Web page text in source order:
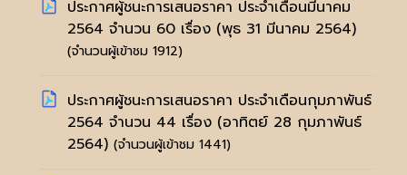
ประกาศผู้ชนะการเสนอราคา ประจำเดือนมีนาคม
2564 จำนวน 60 เรื่อง (พุธ 31 มีนาคม 2564)
(จำนวนผู้เข้าชม 1912)
ประกาศผู้ชนะการเสนอราคา ประจำเดือนกุมภาพันธ์
2564 จำนวน 44 เรื่อง (อาทิตย์ 28 กุมภาพันธ์
2564) (จำนวนผู้เข้าชม 1441)